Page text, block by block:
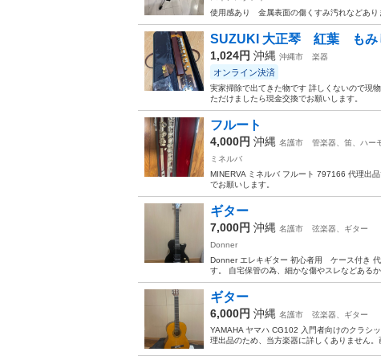
使用感あり 金属表面の傷くすみ汚れなどあり
SUZUKI 大正琴 紅葉 も
1,024円 沖縄 沖縄市 楽器
オンライン決済
実家掃除で出てきた物です 詳しくないので現
ただけましたら現金交換でお願いします。
フルート
4,000円 沖縄 名護市
管楽器、笛、ハー
ミネルバ
MINERVA ミネルバ フルート 797166 代理出
でお願いします。
ギター
7,000円 沖縄 名護市
弦楽器、ギター
Donner
Donner エレキギター 初心者用 ケース付き 代
す。 自宅保管の為、細かな傷やスレなどある
ギター
6,000円 沖縄 名護市
弦楽器、ギター
YAMAHA ヤマハ CG102 入門者向けのクラシ
理出品のため、当方楽器に詳しくありません